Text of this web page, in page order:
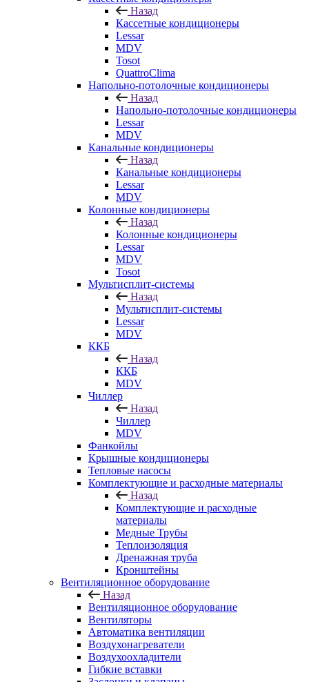
Назад
Кассетные кондиционеры
Lessar
MDV
Tosot
QuattroClima
Напольно-потолочные кондиционеры
Назад
Напольно-потолочные кондиционеры
Lessar
MDV
Канальные кондиционеры
Назад
Канальные кондиционеры
Lessar
MDV
Колонные кондиционеры
Назад
Колонные кондиционеры
Lessar
MDV
Tosot
Мультисплит-системы
Назад
Мультисплит-системы
Lessar
MDV
ККБ
Назад
ККБ
MDV
Чиллер
Назад
Чиллер
MDV
Фанкойлы
Крышные кондиционеры
Тепловые насосы
Комплектующие и расходные материалы
Назад
Комплектующие и расходные
материалы
Медные Трубы
Теплоизоляция
Дренажная труба
Кронштейны
Вентиляционное оборудование
Назад
Вентиляционное оборудование
Вентиляторы
Автоматика вентиляции
Воздухонагреватели
Воздухоохладители
Гибкие вставки